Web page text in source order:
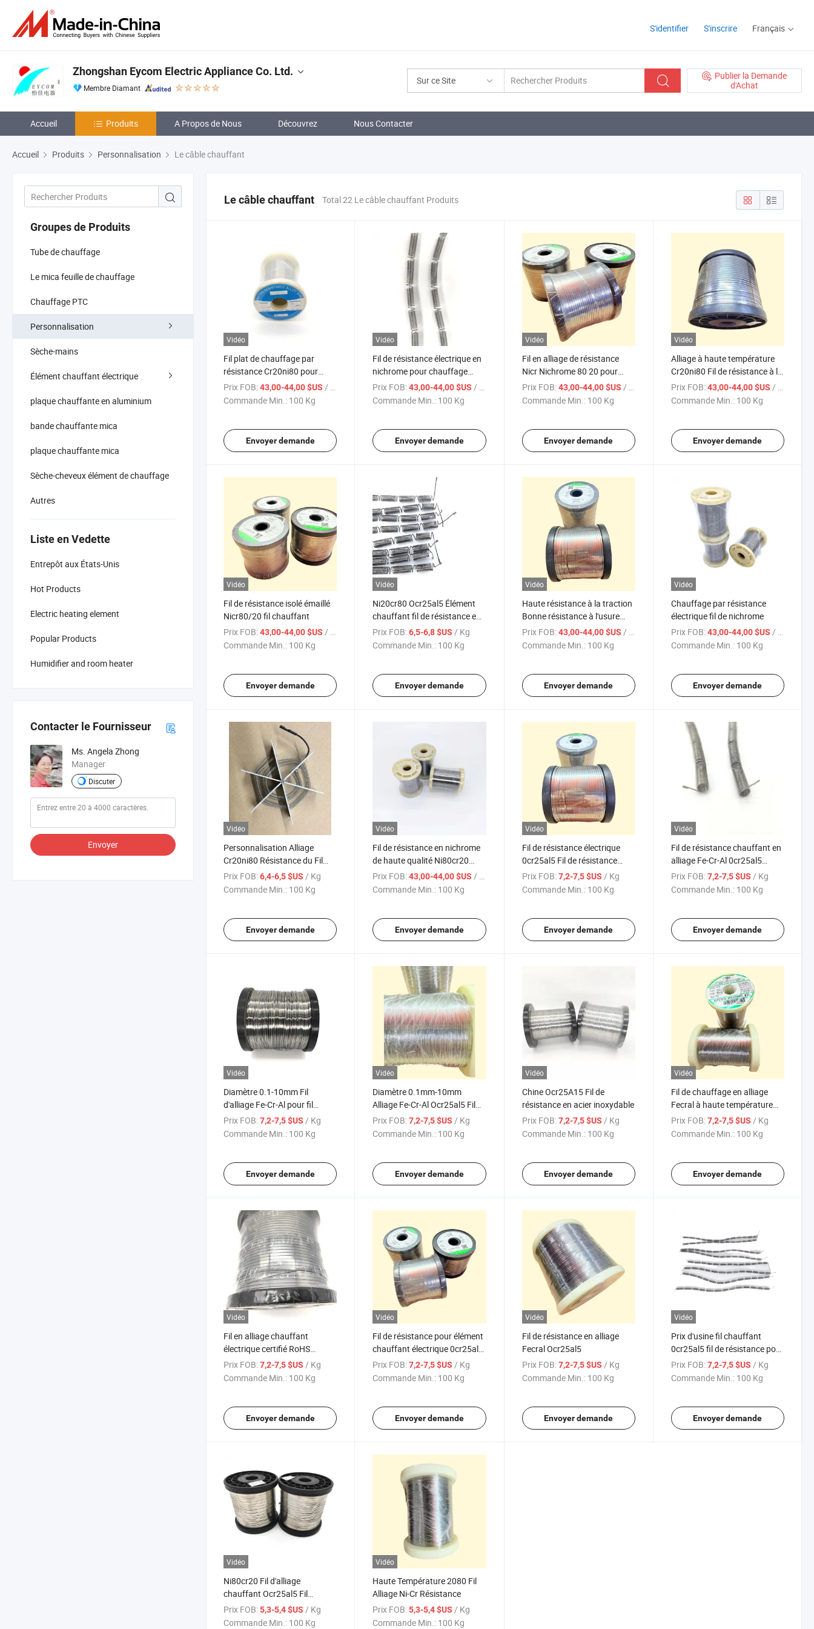
S'identifier S'inscrire Français
Sur ce Site
Publier la Demande
d'Achat
Zhongshan Eycom Electric Appliance Co. Ltd.
Membre Diamant
Accueil Produits A Propos de Nous Découvrez Nous Contacter
Accueil Produits Personnalisation Le câble chauffant
Groupes de Produits
Tube de chauffage
Le mica feuille de chauffage
Chauffage PTC
Personnalisation
Sèche-mains
Élément chauffant électrique
plaque chauffante en aluminium
bande chauffante mica
plaque chauffante mica
Sèche-cheveux élément de chauffage
Autres
Liste en Vedette
Entrepôt aux États-Unis
Hot Products
Electric heating element
Popular Products
Humidifier and room heater
Contacter le Fournisseur
Ms. Angela Zhong
Manager
Discuter
Envoyer
Le câble chauffant Total 22 Le câble chauffant Produits
Vidéo
Fil plat de chauffage par
résistance Cr20ni80 pour
chauffe-bande
Prix FOB:43,00-44,00 $US / Kg
Commande Min.: 100 Kg
Envoyer demande
Vidéo
Fil de résistance électrique en
nichrome pour chauffage
électrique
Prix FOB: 43,00-44,00 $US/ Kg
Commande Min.: 100 Kg
Envoyer demande
Vidéo
Fil en alliage de résistance
Nicr Nichrome 80 20 pour
chauffe-bande
Prix FOB: 43,00-44,00 $US / Kg
Commande Min.: 100 Kg
Envoyer demande
Vidéo
Alliage à haute température
Cr20ni80 Fil de résistance à la
chaleur Fil chauffant
Prix FOB: 43,00-44,00 $US / Kg
Commande Min.: 100 Kg
Envoyer demande
Vidéo
Fil de résistance isolé émaillé
Nicr80/20 fil chauffant
Prix FOB:43,00-44,00 $US / Kg
Commande Min.: 100 Kg
Envoyer demande
Vidéo
Ni20cr80 Ocr25al5 Élément
chauffant fil de résistance en
nickel-chrome fil chauffant
Prix FOB: 6,5-6,8 $US / Kg
Commande Min.: 100 Kg
Envoyer demande
Vidéo
Haute résistance à la traction
Bonne résistance à l'usure
Cr20ni80 Fil chauffant
Prix FOB: 43,00-44,00 $US / Kg
Commande Min.: 100 Kg
Envoyer demande
Vidéo
Chauffage par résistance
électrique fil de nichrome
Prix FOB: 43,00-44,00 $US / Kg
Commande Min.: 100 Kg
Envoyer demande
Vidéo
Personnalisation Alliage
Cr20ni80 Résistance du Fil
Chauffant Ocr25al5alloy Fil
Chauffant
Prix FOB:6,4-6,5 $US / Kg
Commande Min.: 100 Kg
Envoyer demande
Vidéo
Fil de résistance en nichrome
de haute qualité Ni80cr20
pour élément chauffant
Nicr8020
Prix FOB: 43,00-44,00 $US / Kg
Commande Min.: 100 Kg
Envoyer demande
Vidéo
Fil de résistance électrique
0cr25al5 Fil de résistance
chauffant Ocr25al5 pour
chauffage
Prix FOB: 7,2-7,5 $US / Kg
Commande Min.: 100 Kg
Envoyer demande
Vidéo
Fil de résistance chauffant en
alliage Fe-Cr-Al 0cr25al5
Ni80cr20 Fil chauffant
Prix FOB: 7,2-7,5 $US / Kg
Commande Min.: 100 Kg
Envoyer demande
Vidéo
Diamètre 0.1-10mm Fil
d'alliage Fe-Cr-Al pour fil
chauffant
Prix FOB:7,2-7,5 $US / Kg
Commande Min.: 100 Kg
Envoyer demande
Vidéo
Diamètre 0.1mm-10mm
Alliage Fe-Cr-Al Ocr25al5 Fil
de chauffage pour élément
chauffant
Prix FOB: 7,2-7,5 $US / Kg
Commande Min.: 100 Kg
Envoyer demande
Vidéo
Chine Ocr25A15 Fil de
résistance en acier inoxydable
Prix FOB: 7,2-7,5 $US / Kg
Commande Min.: 100 Kg
Envoyer demande
Vidéo
Fil de chauffage en alliage
Fecral à haute température
Cr25al5 Ni80cr20 Résistance
Prix FOB: 7,2-7,5 $US / Kg
Commande Min.: 100 Kg
Envoyer demande
Vidéo
Fil en alliage chauffant
électrique certifié RoHS
0cr25al5
Prix FOB:7,2-7,5 $US / Kg
Commande Min.: 100 Kg
Envoyer demande
Vidéo
Fil de résistance pour élément
chauffant électrique 0cr25al5
Fil en alliage chauffant
Prix FOB: 7,2-7,5 $US/ Kg
Commande Min.: 100 Kg
Envoyer demande
Vidéo
Fil de résistance en alliage
Fecral Ocr25al5
Prix FOB: 7,2-7,5 $US / Kg
Commande Min.: 100 Kg
Envoyer demande
Vidéo
Prix d'usine fil chauffant
0cr25al5 fil de résistance pour
élément chauffant
Prix FOB: 7,2-7,5 $US / Kg
Commande Min.: 100 Kg
Envoyer demande
Vidéo
Ni80cr20 Fil d'alliage
chauffant Ocr25al5 Fil
chauffant pour éléments de
chauffage électrique
Prix FOB:5,3-5,4 $US / Kg
Commande Min.: 100 Kg
Vidéo
Haute Température 2080 Fil
Alliage Ni-Cr Résistance
Prix FOB: 5,3-5,4 $US / Kg
Commande Min.: 100 Kg